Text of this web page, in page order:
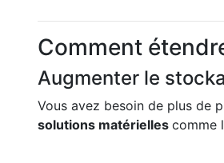
Comment
Augmenter le
Vous avez besoin de plus de
solutions matérielles comme